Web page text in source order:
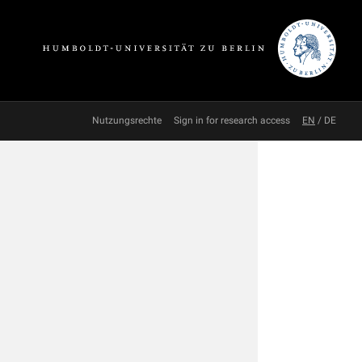
Nutzungsrechte Sign in for research access EN / DE